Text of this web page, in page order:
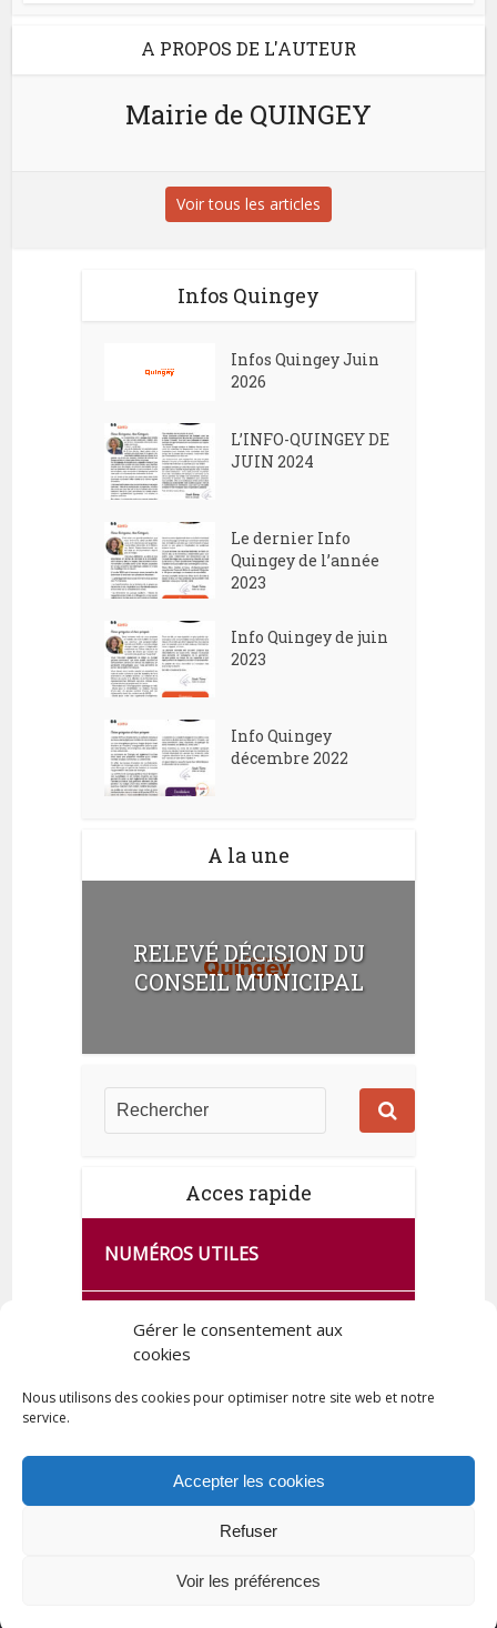
Gérer le consentement aux
cookies
Nous utilisons des cookies pour optimiser notre site web et notre
service.
Accepter les cookies
Refuser
Voir les préférences
A PROPOS DE L'AUTEUR
Mairie de QUINGEY
Voir tous les articles
Infos Quingey
Infos Quingey Juin
2026
L’INFO-QUINGEY DE
JUIN 2024
Le dernier Info
Quingey de l’année
2023
Info Quingey de juin
2023
Info Quingey
décembre 2022
A la une
RELEVÉ DÉCISION DU
CONSEIL MUNICIPAL
Acces rapide
NUMÉROS UTILES
CA SE PASSE À FRANCE SERVICES
DE QUINGEY
Tous droits réservés © 2023 Commune de Quingey / Création -